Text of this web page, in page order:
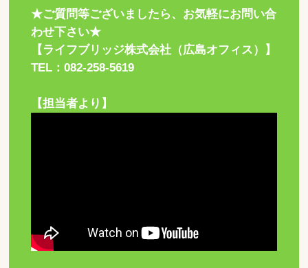
★ご質問等ございましたら、お気軽にお問い合
わせ下さい★
【ライフブリッジ株式会社（広島オフィス）】
TEL：082-258-5619
【担当者より】